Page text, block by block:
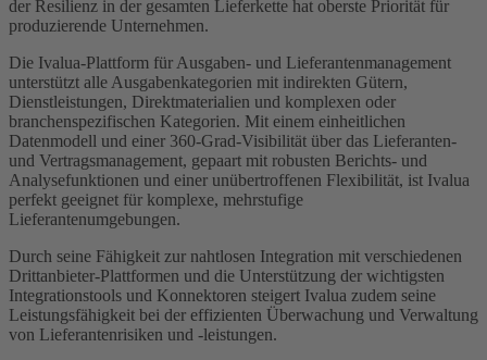
der Resilienz in der gesamten Lieferkette hat oberste Priorität für
produzierende Unternehmen.
Die Ivalua-Plattform für Ausgaben- und Lieferantenmanagement
unterstützt alle Ausgabenkategorien mit indirekten Gütern,
Dienstleistungen, Direktmaterialien und komplexen oder
branchenspezifischen Kategorien. Mit einem einheitlichen
Datenmodell und einer 360-Grad-Visibilität über das Lieferanten-
und Vertragsmanagement, gepaart mit robusten Berichts- und
Analysefunktionen und einer unübertroffenen Flexibilität, ist Ivalua
perfekt geeignet für komplexe, mehrstufige
Lieferantenumgebungen.
Durch seine Fähigkeit zur nahtlosen Integration mit verschiedenen
Drittanbieter-Plattformen und die Unterstützung der wichtigsten
Integrationstools und Konnektoren steigert Ivalua zudem seine
Leistungsfähigkeit bei der effizienten Überwachung und Verwaltung
von Lieferantenrisiken und -leistungen.